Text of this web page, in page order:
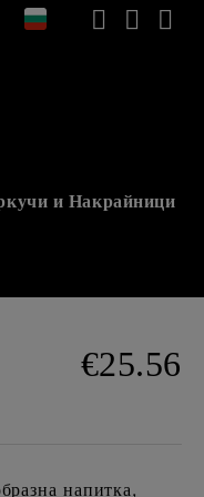
и Накрайници
€25.56
напитка,